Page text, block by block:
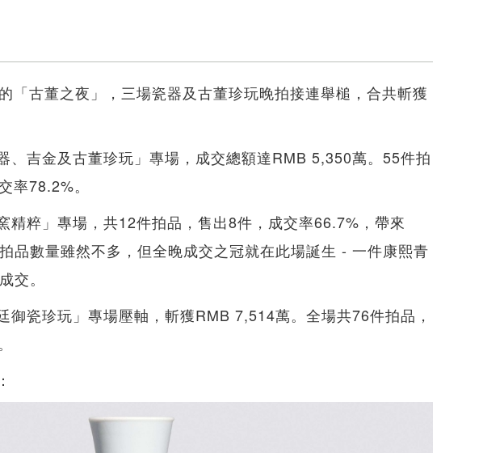
「古董之夜」，三場瓷器及古董珍玩晚拍接連舉槌，合共斬獲
、吉金及古董珍玩」專場，成交總額達RMB 5,350萬。55件拍
率78.2%。
精粹」專場，共12件拍品，售出8件，成交率66.7%，帶來
品數量雖然不多，但全晚成交之冠就在此場誕生 - 一件康熙青
交。
御瓷珍玩」專場壓軸，斬獲RMB 7,514萬。全場共76件拍品，